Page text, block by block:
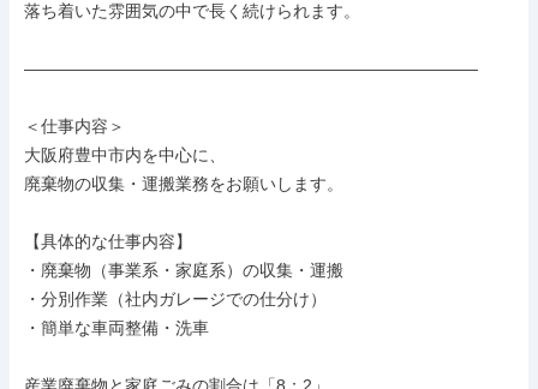
落ち着いた雰囲気の中で長く続けられます。
―――――――――――――――――――――――――――
＜仕事内容＞
大阪府豊中市内を中心に、
廃棄物の収集・運搬業務をお願いします。
【具体的な仕事内容】
・廃棄物（事業系・家庭系）の収集・運搬
・分別作業（社内ガレージでの仕分け）
・簡単な車両整備・洗車